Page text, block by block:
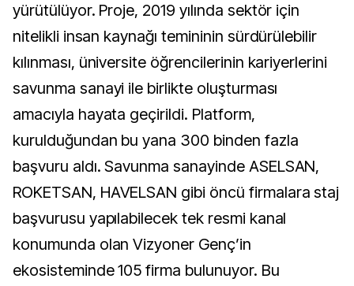
yürütülüyor. Proje, 2019 yılında sektör için
nitelikli insan kaynağı temininin sürdürülebilir
kılınması, üniversite öğrencilerinin kariyerlerini
savunma sanayi ile birlikte oluşturması
amacıyla hayata geçirildi. Platform,
kurulduğundan bu yana 300 binden fazla
başvuru aldı. Savunma sanayinde ASELSAN,
ROKETSAN, HAVELSAN gibi öncü firmalara staj
başvurusu yapılabilecek tek resmi kanal
konumunda olan Vizyoner Genç’in
ekosisteminde 105 firma bulunuyor. Bu